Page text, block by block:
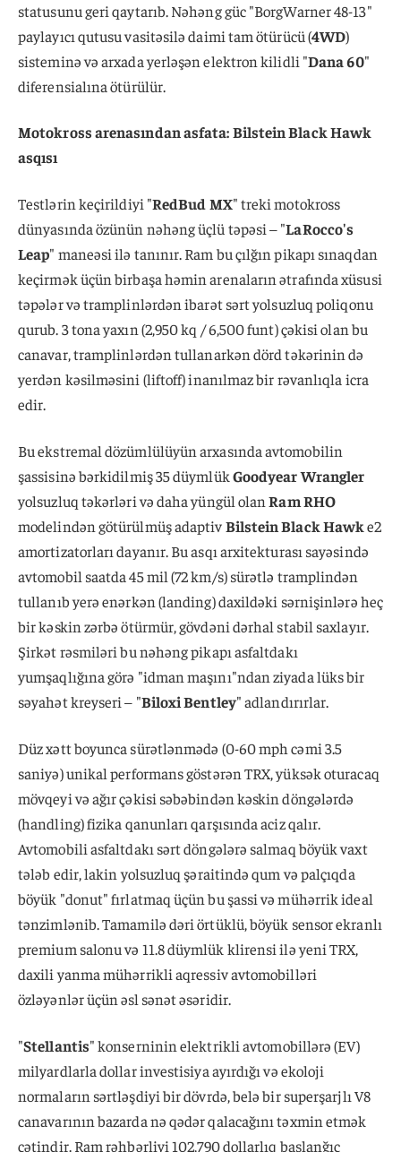
statusunu geri qaytarıb. Nəhəng güc "BorgWarner 48-13"
paylayıcı qutusu vasitəsilə daimi tam ötürücü (4WD)
sisteminə və arxada yerləşən elektron kilidli "Dana 60"
diferensialına ötürülür.
Motokross arenasından asfata: Bilstein Black Hawk
asqısı
Testlərin keçirildiyi "RedBud MX" treki motokross
dünyasında özünün nəhəng üçlü təpəsi – "LaRocco's
Leap" maneəsi ilə tanınır. Ram bu çılğın pikapı sınaqdan
keçirmək üçün birbaşa həmin arenaların ətrafında xüsusi
təpələr və tramplinlərdən ibarət sərt yolsuzluq poliqonu
qurub. 3 tona yaxın (2,950 kq / 6,500 funt) çəkisi olan bu
canavar, tramplinlərdən tullanarkən dörd təkərinin də
yerdən kəsilməsini (liftoff) inanılmaz bir rəvanlıqla icra
edir.
Bu ekstremal dözümlülüyün arxasında avtomobilin
şassisinə bərkidilmiş 35 düymlükGoodyear Wrangler
yolsuzluq təkərləri və daha yüngül olanRam RHO
modelindən götürülmüş adaptivBilstein Black Hawke2
amortizatorları dayanır. Bu asqı arxitekturası sayəsində
avtomobil saatda 45 mil (72 km/s) sürətlə tramplindən
tullanıb yerə enərkən (landing) daxildəki sərnişinlərə heç
bir kəskin zərbə ötürmür, gövdəni dərhal stabil saxlayır.
Şirkət rəsmiləri bu nəhəng pikapı asfaltdakı
yumşaqlığına görə "idman maşını"ndan ziyada lüks bir
səyahət kreyseri – "Biloxi Bentley" adlandırırlar.
Düz xətt boyunca sürətlənmədə (0-60 mph cəmi 3.5
saniyə) unikal performans göstərən TRX, yüksək oturacaq
mövqeyi və ağır çəkisi səbəbindən kəskin döngələrdə
(handling) fizika qanunları qarşısında aciz qalır.
Avtomobili asfaltdakı sərt döngələrə salmaq böyük vaxt
tələb edir, lakin yolsuzluq şəraitində qum və palçıqda
böyük "donut" fırlatmaq üçün bu şassi və mühərrik ideal
tənzimlənib. Tamamilə dəri örtüklü, böyük sensor ekranlı
premium salonu və 11.8 düymlük klirensi ilə yeni TRX,
daxili yanma mühərrikli aqressiv avtomobilləri
özləyənlər üçün əsl sənət əsəridir.
"Stellantis" konserninin elektrikli avtomobillərə (EV)
milyardlarla dollar investisiya ayırdığı və ekoloji
normaların sərtləşdiyi bir dövrdə, belə bir superşarjlı V8
canavarının bazarda nə qədər qalacağını təxmin etmək
çətindir. Ram rəhbərliyi 102,790 dollarlıq başlanğıc